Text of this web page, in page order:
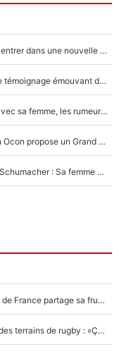
F1 - Alpine signe un accord «impensable» et va entrer dans une nouvelle dimension : Grande nouvelle pour Pierre Gasly !
F1 : « Je lui ai fait un câlin, puis j’ai dû partir...», le témoignage émouvant de Max Verstappen sur sa fille
F1 : Charles Leclerc surpris par les paparazzis avec sa femme, les rumeurs étaient vraies !
Comme pour le final du Tour de France, Esteban Ocon propose un Grand Prix de Formule 1 à Paris : «Autour de l’Arc de Triomphe, ce serait génial» !
Nouvelle rumeur autour de la santé de Michael Schumacher : Sa femme Corinna sort du silence
Mis de côté par Fabien Galthié, un joueur du XV de France partage sa frustration : «ils ne me l’ont pas dit tout de suite»
La raison d'être de Matthieu Jalibert en dehors des terrains de rugby : «Ça m'atteint autant que si tu touches à un membre de ma famille»